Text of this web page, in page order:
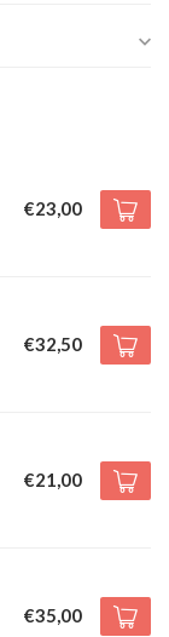
€23,00
€32,50
€21,00
€35,00